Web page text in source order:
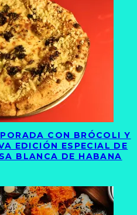
CON BRÓCOLI Y
EDICIÓN ESPECIAL DE
BLANCA DE HABANA